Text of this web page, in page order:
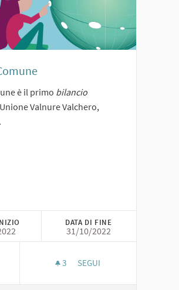
VALNURE VALCHERO
è il primo bilancio
Valnure Valchero,
DATA DI FINE
31/10/2022
3 3 SOSTENITORI
SEGUI